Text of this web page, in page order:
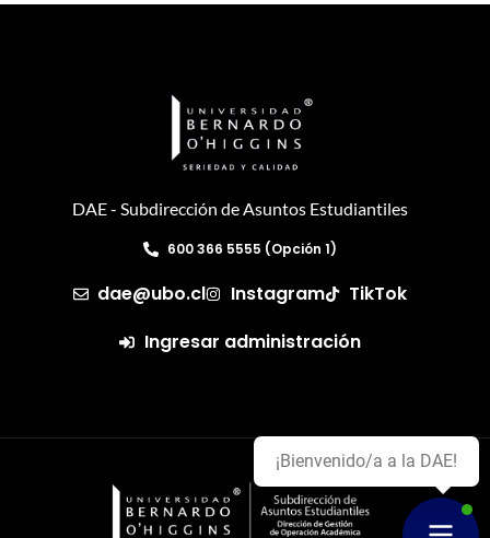
DAE - Subdirección de Asuntos Estudiantiles
600 366 5555 (Opción 1)
dae@ubo.cl Instagram
TikTok
Ingresar administración
¡Bienvenido/a a la DAE!